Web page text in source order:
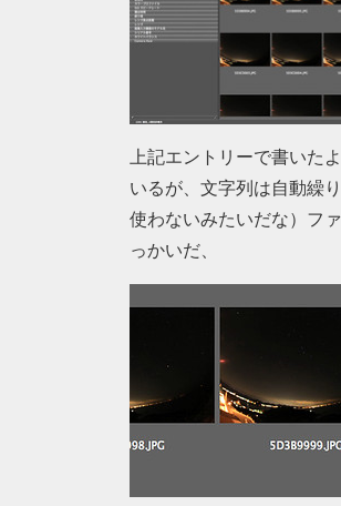
上記エントリーで書いた
いるが、文字列は自動繰
使わないみたいだな）フ
っかいだ、